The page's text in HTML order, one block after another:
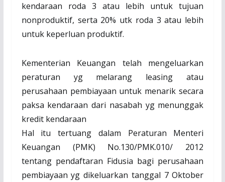
kendaraan roda 3 atau lebih untuk tujuan
nonproduktif, serta 20% utk roda 3 atau lebih
untuk keperluan produktif.
Kementerian Keuangan telah mengeluarkan
peraturan yg melarang leasing atau
perusahaan pembiayaan untuk menarik secara
paksa kendaraan dari nasabah yg menunggak
kredit kendaraan
Hal itu tertuang dalam Peraturan Menteri
Keuangan (PMK) No.130/PMK.010/ 2012
tentang pendaftaran Fidusia bagi perusahaan
pembiayaan yg dikeluarkan tanggal 7 Oktober